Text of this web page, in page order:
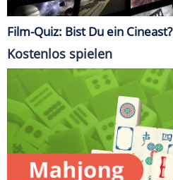
Film-Quiz: Bist Du ein Cineast?
Kostenlos spielen